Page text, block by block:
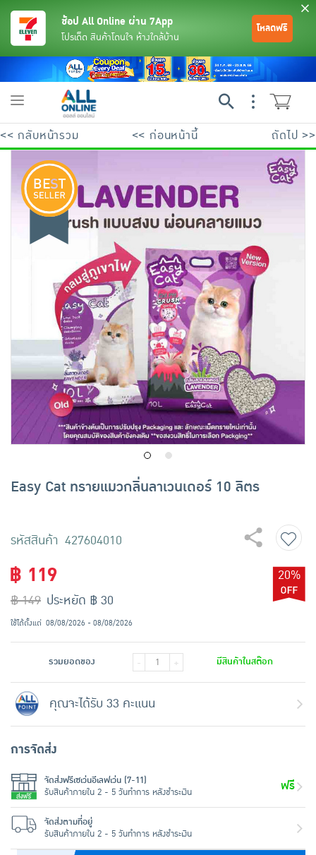
เครื่องดื่มและผงชงดื่ม
เครื่องปรุงรสและของแห้ง
ขนมขบเคี้ยว และช็อคโกแลต
อาหารสด ผัก ผลไม้และเบเกอรี่
พระเครื่อง test pop
ช้อป All Online ผ่าน 7App
โปรเด็ด สินค้าโดนใจ ห้างใกล้บ้าน
โหลดฟรี
Toggle
<< กลับหน้ารวม << ก่อนหน้านี้ ถัดไป >>
Easy Cat ทรายแมวกลิ่นลาเวนเดอร์ 10 ลิตร
รหัสสินค้า 427604010
฿ 119
฿ 149
20%
ประหยัด ฿ 30
ใช้ได้ตั้งแต่ 08/08/2026 - 08/08/2026
รวมยอดของ - + มีสินค้าในสต๊อก
คุณจะได้รับ 33 คะแนน
การจัดส่ง
จัดส่งฟรีเซเว่นอีเลฟเว่น (7-11)
รับสินค้าภายใน 2 - 5 วันทำการ หลังชำระเงิน
ฟรี
จัดส่งตามที่อยู่
รับสินค้าภายใน 2 - 5 วันทำการ หลังชำระเงิน